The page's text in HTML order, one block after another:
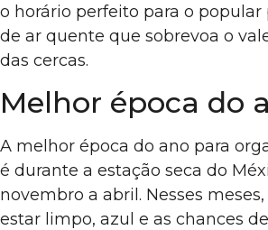
o horário perfeito para o popular
de ar quente que sobrevoa o
das cercas.
Melhor época do
A melhor época do ano para
é durante a estação seca do
novembro a abril. Nesses
estar limpo, azul e as chances